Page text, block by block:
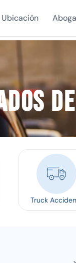
Truck